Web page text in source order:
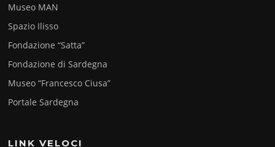
Museo MAN
Spazio Ilisso
Fondazione “Satta”
Fondazione di Sardegna
Museo “Francesco Ciusa”
Portale Sardegna
LINK VELOCI